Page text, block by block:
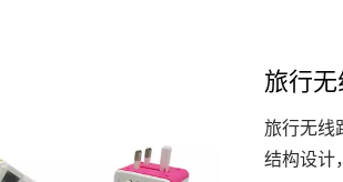
旅行
旅行无线
结构设计